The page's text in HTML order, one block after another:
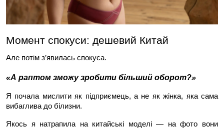
Момент спокуси: дешевий Китай
Але потім з’явилась спокуса.
«А раптом зможу зробити більший оборот?»
Я почала мислити як підприємець, а не як жінка, яка сама
вибаглива до білизни.
Якось я натрапила на китайські моделі — на фото вони